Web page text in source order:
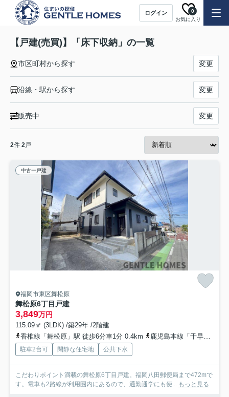
ログイン
お気に入り
0
【戸建(売買)】「床下収納」の一覧
市区町村から探す 変更
沿線・駅から探す 変更
販売中 変更
2件 2戸
中古一戸建
福岡市東区舞松原
舞松原6丁目戸建
3,849万円
115.09㎡ (3LDK) /築29年 /2階建
香椎線「舞松原」駅 徒歩6分車1分 0.4km
鹿児島本線「千早」駅 徒歩22分車7分 2.4km
駐車2台可 閑静な住宅地 公共下水
こだわりポイント満載の舞松原6丁目戸建。福岡八田郵便局まで472mで
す。電車も2路線が利用圏内にあるので、通勤通学にも便... もっと見る